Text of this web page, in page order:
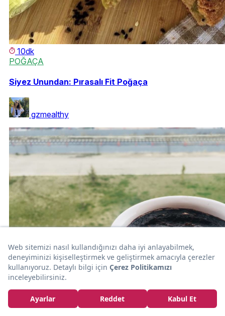
10dk
POĞAÇA
Siyez Unundan: Pırasalı Fit Poğaça
gzmealthy